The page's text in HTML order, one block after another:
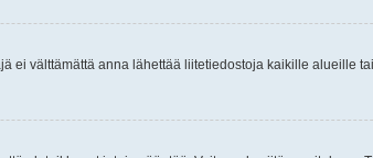
ei välttämättä anna lähettää liitetiedostoja kaikille alueille